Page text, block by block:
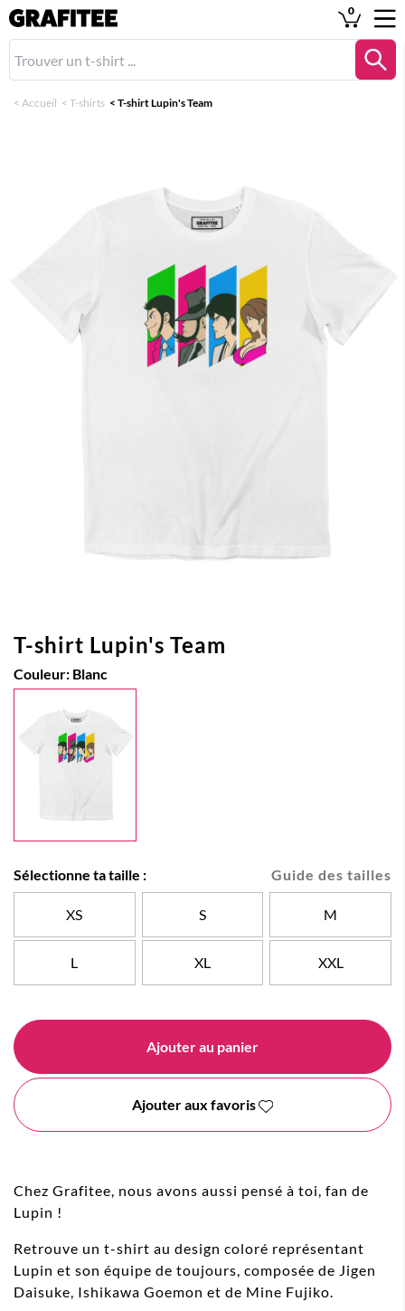
0
< Accueil < T-shirts < T-shirt Lupin's Team
T-shirt Lupin's Team
Couleur: Blanc
Guide des tailles
Sélectionne ta taille :
XS S M
L XL XXL
Ajouter au panier
Ajouter aux favoris
Chez Grafitee, nous avons aussi pensé à toi, fan de
Lupin !
Retrouve un t-shirt au design coloré représentant
Lupin et son équipe de toujours, composée de Jigen
Daisuke, Ishikawa Goemon et de Mine Fujiko.